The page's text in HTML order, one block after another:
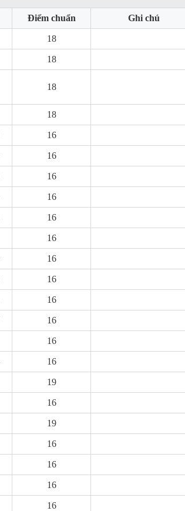
Điểm chuẩn Ghi chú
18
18
18
18
16
16
16
16
16
16
16
16
16
16
16
16
19
16
19
16
16
16
16